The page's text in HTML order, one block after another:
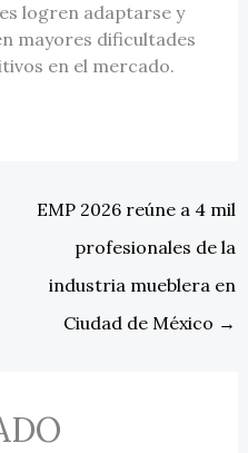
logren adaptarse y
mayores dificultades
en el mercado.
EMP 2026 reúne a 4 mil
profesionales de la
industria mueblera en
Ciudad de México →